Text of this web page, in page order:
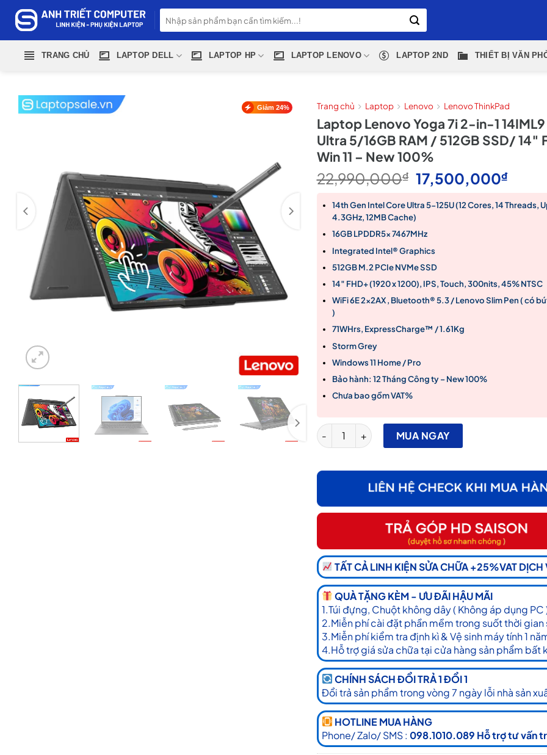
content
kiếm:
TRANG CHỦ LAPTOP DELL LAPTOP HP LAPTOP LENOVO LAPTOP 2ND THIẾT BỊ VĂN
Giảm 24% Trang chủ Laptop Lenovo Lenovo ThinkPad
Laptop Lenovo Yoga 7i 2-in-1
Ultra 5/16GB RAM / 512GB SSD/ 14″
Win 11 – New 100%
22,990,000₫ Giá
gốc
là:
22,990,000₫.
17,500,000₫Giá
tại
14th Gen Intel Core Ultra 5-125U (12 Cores, 14 Threads,
4.3GHz, 12MB Cache)
16GB LPDDR5x 7467MHz
Integrated Intel® Graphics
512GB M.2 PCIe NVMe SSD
14″ FHD+ (1920 x 1200), IPS, Touch, 300nits, 45% NTSC
WiFi 6E 2x2AX , Bluetooth® 5.3 / Lenovo Slim Pen ( có
)
71WHrs, ExpressCharge™ / 1.61Kg
Storm Grey
Windows 11 Home / Pro
Bảo hành: 12 Tháng Công ty – New 100%
Chưa bao gồm VAT%
Laptop Lenovo Yoga 7i 2-in-1 14IML9 2024 – Ultra 5/
MUA NGAY
TẤT CẢ LINH KIỆN SỬA CHỮA +25%VAT DỊCH
QUÀ TẶNG KÈM - ƯU ĐÃI HẬU MÃI
1.Túi đựng, Chuột không dây ( Không áp dụng PC
2.Miễn phí cài đặt phần mềm trong suốt thời gian
3.Miễn phí kiểm tra định kì & Vệ sinh máy tính 1
4.Hỗ trợ giá sửa chữa tại cửa hàng sản phẩm bất
CHÍNH SÁCH ĐỔI TRẢ 1 ĐỔI 1
Đổi trả sản phẩm trong vòng 7 ngày lỗi nhà sản
HOTLINE MUA HÀNG
Phone/ Zalo/ SMS : 098.1010.089 Hỗ trợ tư vấn